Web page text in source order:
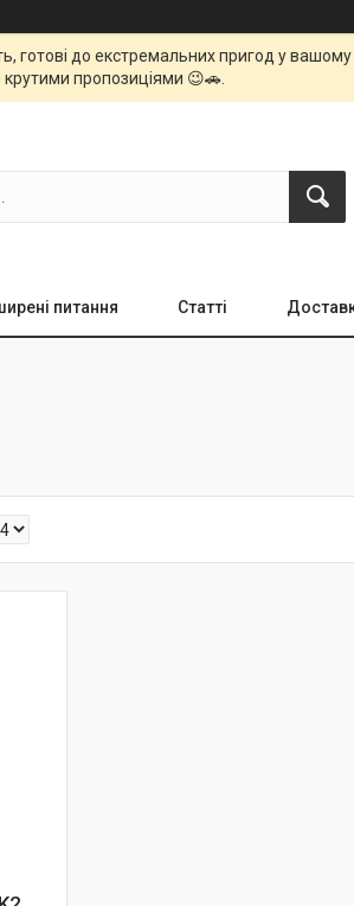
готові до екстремальних пригод у
пропозиціями 😉🚗.
питання Статті